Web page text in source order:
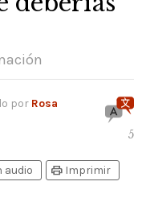
por Rosa
5
audio print Imprimir